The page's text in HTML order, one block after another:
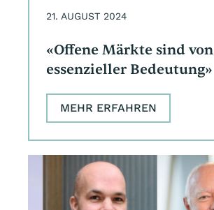
21. AUGUST 2024
«Offene Märkte sind von
essenzieller Bedeutung»
MEHR ERFAHREN